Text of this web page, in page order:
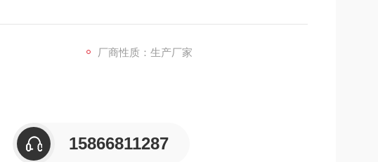
厂商性质：生产厂家
15866811287